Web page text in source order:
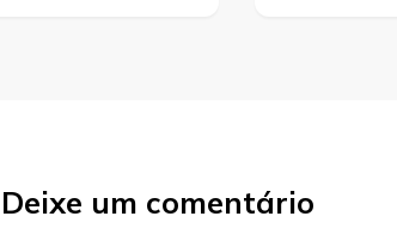
Deixe um comentário